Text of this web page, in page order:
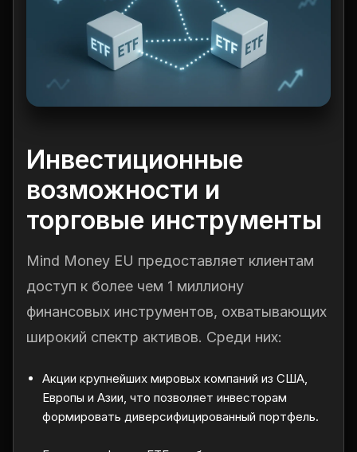
Инвестиционные
возможности и
торговые инструменты
Mind Money EU предоставляет клиентам
доступ к более чем 1 миллиону
финансовых инструментов, охватывающих
широкий спектр активов. Среди них:
Акции крупнейших мировых компаний из США,
Европы и Азии, что позволяет инвесторам
формировать диверсифицированный портфель.